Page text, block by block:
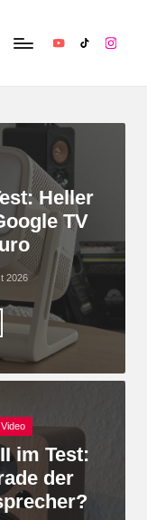
YouTubeTikTok
Heller
TV
2026
Video
im Test:
der